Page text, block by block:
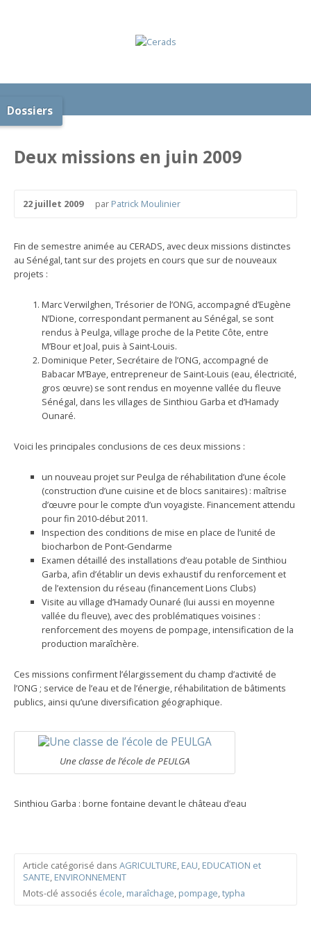
Dossiers
Deux missions en juin 2009
22 juillet 2009 par Patrick Moulinier
Fin de semestre animée au CERADS, avec deux missions distinctes
au Sénégal, tant sur des projets en cours que sur de nouveaux
projets :
Marc Verwilghen, Trésorier de l’ONG, accompagné d’Eugène
N’Dione, correspondant permanent au Sénégal, se sont
rendus à Peulga, village proche de la Petite Côte, entre
M’Bour et Joal, puis à Saint-Louis.
Dominique Peter, Secrétaire de l’ONG, accompagné de
Babacar M’Baye, entrepreneur de Saint-Louis (eau, électricité,
gros œuvre) se sont rendus en moyenne vallée du fleuve
Sénégal, dans les villages de Sinthiou Garba et d’Hamady
Ounaré.
Voici les principales conclusions de ces deux missions :
un nouveau projet sur Peulga de réhabilitation d’une école
(construction d’une cuisine et de blocs sanitaires) : maîtrise
d’œuvre pour le compte d’un voyagiste. Financement attendu
pour fin 2010-début 2011.
Inspection des conditions de mise en place de l’unité de
biocharbon de Pont-Gendarme
Examen détaillé des installations d’eau potable de Sinthiou
Garba, afin d’établir un devis exhaustif du renforcement et
de l’extension du réseau (financement Lions Clubs)
Visite au village d’Hamady Ounaré (lui aussi en moyenne
vallée du fleuve), avec des problématiques voisines :
renforcement des moyens de pompage, intensification de la
production maraîchère.
Ces missions confirment l’élargissement du champ d’activité de
l’ONG ; service de l’eau et de l’énergie, réhabilitation de bâtiments
publics, ainsi qu’une diversification géographique.
Une classe de l’école de PEULGA
Sinthiou Garba : borne fontaine devant le château d’eau
Article catégorisé dans AGRICULTURE, EAU, EDUCATION et
SANTE, ENVIRONNEMENT
Mots-clé associés école, maraîchage, pompage,typha